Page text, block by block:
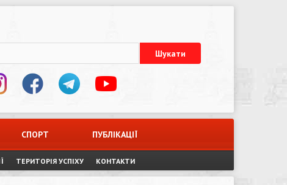
СПОРТ ПУБЛІКАЦІЇ
ТЕРИТОРІЯ УСПІХУ КОНТАКТИ